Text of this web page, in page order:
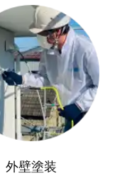
外壁塗装